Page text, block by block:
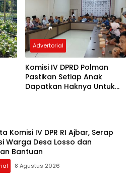
Advertorial
Komisi IV DPRD Polman
Pastikan Setiap Anak
Dapatkan Haknya Untuk
Komisi IV DPR RI Ajbar, Serap
Warga Desa Losso dan
Bantuan
8 Agustus 2026